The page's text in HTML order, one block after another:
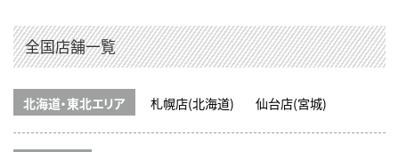
全国店舗一覧
北海道・東北エリア 札幌店(北海道) 仙台店(宮城)